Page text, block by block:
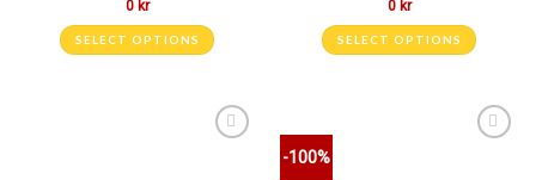
0 kr
SELECT OPTIONS
0 kr
SELECT OPTIONS
-100%